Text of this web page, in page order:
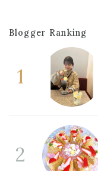
Blogger Ranking
1
2